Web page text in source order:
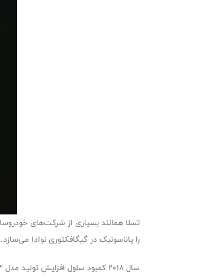
را پاناسونیک در گیگافکتوری نوادا می‌سازد.